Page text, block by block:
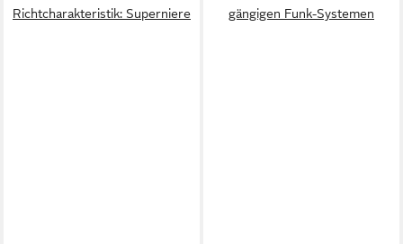
Richtcharakteristik: Superniere
gängigen Funk-Systemen